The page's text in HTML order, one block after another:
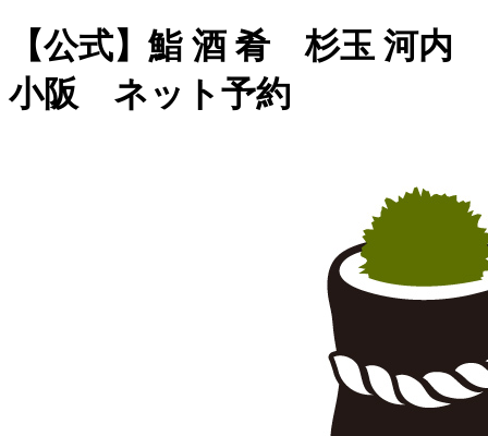
【公式】鮨 酒 肴 杉玉 河内
小阪 ネット予約